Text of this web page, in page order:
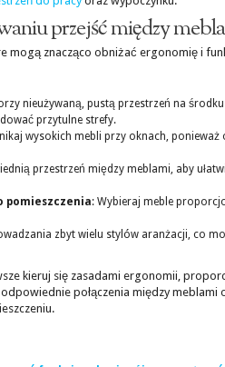
przejść między
mogą znacząco obniżać ergonomię i
nieużywaną, pustą przestrzeń na
przytulne strefy.
wysokich mebli przy oknach, ponieważ
przestrzeń między meblami, aby
pomieszczenia: Wybieraj meble
zbyt wielu stylów aranżacji, co
kieruj się zasadami ergonomii,
połączenia między meblami